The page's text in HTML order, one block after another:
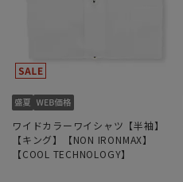
ワイドカラーワイシャツ【半袖】
【キング】【NON IRONMAX】
【COOL TECHNOLOGY】